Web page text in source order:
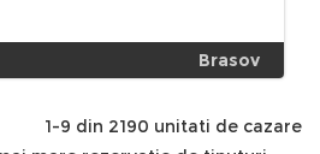
Brasov
1-9 din 2190 unitati de cazare